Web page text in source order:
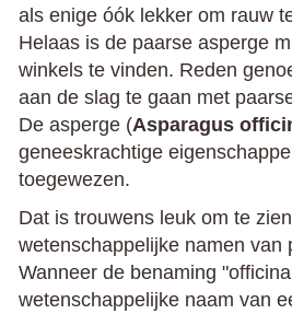
als enige óók lekker om rauw
Helaas is de paarse asperge
winkels te vinden. Reden
aan de slag te gaan met
De asperge (Asparagus
geneeskrachtige
toegewezen.
Dat is trouwens leuk om te
wetenschappelijke namen van
Wanneer de benaming
wetenschappelijke naam van